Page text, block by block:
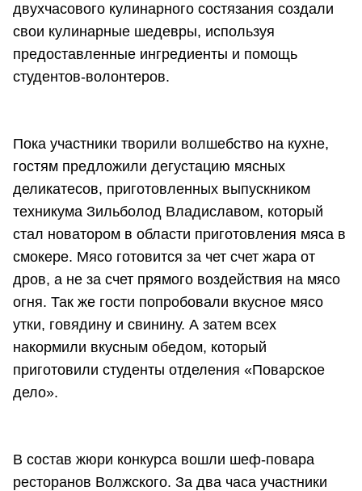
двухчасового кулинарного состязания создали
свои кулинарные шедевры, используя
предоставленные ингредиенты и помощь
студентов-волонтеров.
Пока участники творили волшебство на кухне,
гостям предложили дегустацию мясных
деликатесов, приготовленных выпускником
техникума Зильболод Владиславом, который
стал новатором в области приготовления мяса в
смокере. Мясо готовится за чет счет жара от
дров, а не за счет прямого воздействия на мясо
огня. Так же гости попробовали вкусное мясо
утки, говядину и свинину. А затем всех
накормили вкусным обедом, который
приготовили студенты отделения «Поварское
дело».
В состав жюри конкурса вошли шеф-повара
ресторанов Волжского. За два часа участники